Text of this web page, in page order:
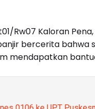
Rw07 Kaloran
bercerita bahwa
mendapatkan